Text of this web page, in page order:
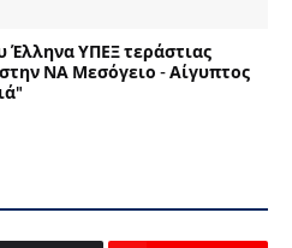
Έλληνα ΥΠΕΞ τεράστιας
ΝΑ Μεσόγειο - Αίγυπτος